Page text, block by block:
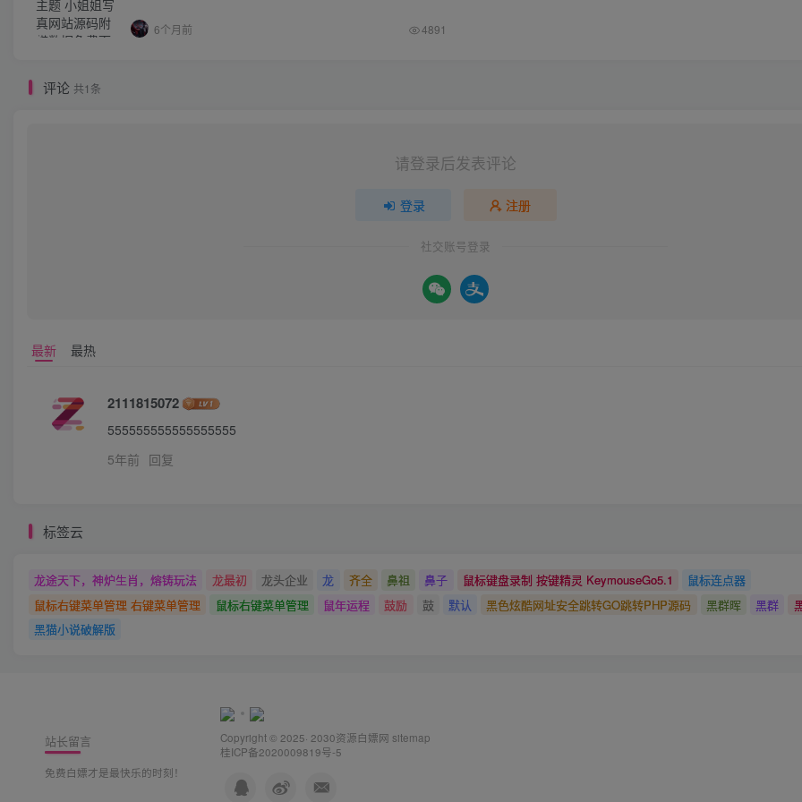
6个月前 4891
评论 共1条
请登录后发表评论
登录 注册
社交账号登录
最新 最热
2111815072
555555555555555555
5年前 回复
标签云
龙途天下，神炉生肖，熔铸玩法 龙最初 龙头企业 龙 齐全 鼻祖 鼻子 鼠标键盘录制 按键精灵 KeymouseGo5.1
鼠标连点器
鼠标右键菜单管理 右键菜单管理
鼠标右键菜单管理 鼠年运程 鼓励 鼓 默认 黑色炫酷网址安全跳转GO跳转PHP源码 黑群晖 黑群
黑猫小说破解版
站长留言
免费白嫖才是最快乐的时刻！
Copyright © 2025· 2030资源白嫖网 sitemap
桂ICP备2020009819号-5